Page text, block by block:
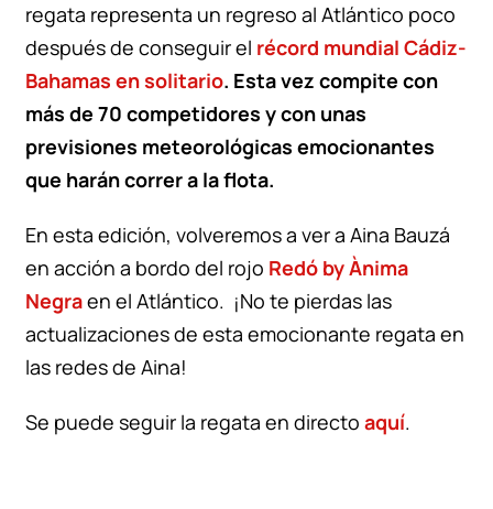
regata representa un regreso al Atlántico poco
después de conseguir el récord mundial Cádiz-
Bahamas en solitario. Esta vez compite con
más de 70 competidores y con unas
previsiones meteorológicas emocionantes
que harán correr a la flota.
En esta edición, volveremos a ver a Aina Bauzá
en acción a bordo del rojo Redó by Ànima
Negraen el Atlántico. ¡No te pierdas las
actualizaciones de esta emocionante regata en
las redes de Aina!
Se puede seguir la regata en directoaquí.